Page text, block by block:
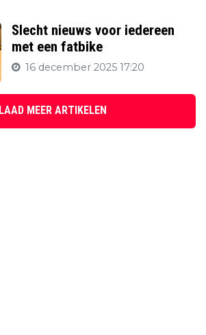
Slecht nieuws voor iedereen
met een fatbike
16 december 2025 17:20
LAAD MEER ARTIKELEN